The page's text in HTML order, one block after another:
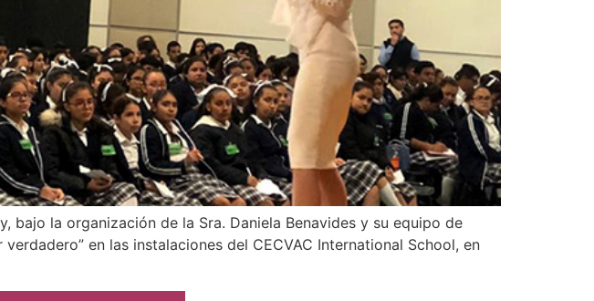
bajo la organización de la Sra. Daniela Benavides y su equipo de
en las instalaciones del CECVAC International School, en